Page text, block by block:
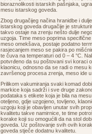
bioraznolikosti istarskih pašnjaka,
mesu istarskog goveda.
Zbog drugačijeg načina hranidbe i
istarskog goveda drugačije je
takvo ostaje na zrenju nešto dulje
uzgoja. Time meso poprima
meso omekšava, postaje podatno
rasjecanjem meso se pakira po
te čuva na temperaturi od 0 – 4 °C.
potvrđeno da su poštovani svi koraci
klaonicu, odnosno da se radi o mesu
završenog procesa zrenja, meso ide
Prilikom vakumiranja svaki komad
markice koja sadrži i sve druge
podataka s etikete koja je bila na
oteljeno, gdje uzgojeno, tovljeno,
uzgoju koji je obavljen unutar svih
kvalitetu takve namirnice, te time
korake koji su omogućili da na stol
goveda. Uz poštovanje svih ovih
goveda stječe dodatnu kvalitetu.